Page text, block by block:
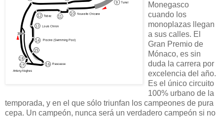
Monegasco
cuando los
monoplazas llegan
a sus calles. El
Gran Premio de
Mónaco, es sin
duda la carrera por
excelencia del año.
Es el único circuito
100% urbano de la
temporada, y en el que sólo triunfan los campeones de pura
cepa. Un campeón, nunca será un verdadero campeón si no